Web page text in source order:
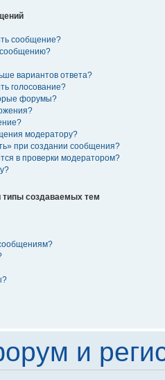
сообщение?
сообщению?
вариантов ответа?
голосование?
форумы?
модератору?
при создании сообщения?
в проверки модератором?
создаваемых тем
и